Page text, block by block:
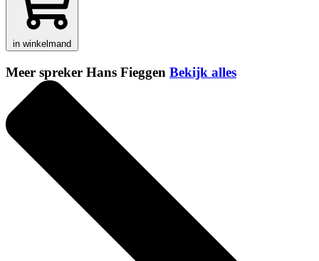
in winkelmand
Meer spreker Hans Fieggen Bekijk alles